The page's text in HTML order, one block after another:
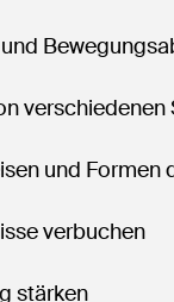
und
verbuchen
stärken